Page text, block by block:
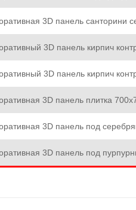
3D панель санторини
3D панель кирпич
3D панель кирпич
3D панель плитка
3D панель под
3D панель под